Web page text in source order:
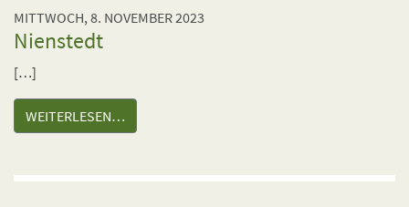
MITTWOCH, 8. NOVEMBER 2023
Nienstedt
[…]
WEITERLESEN…